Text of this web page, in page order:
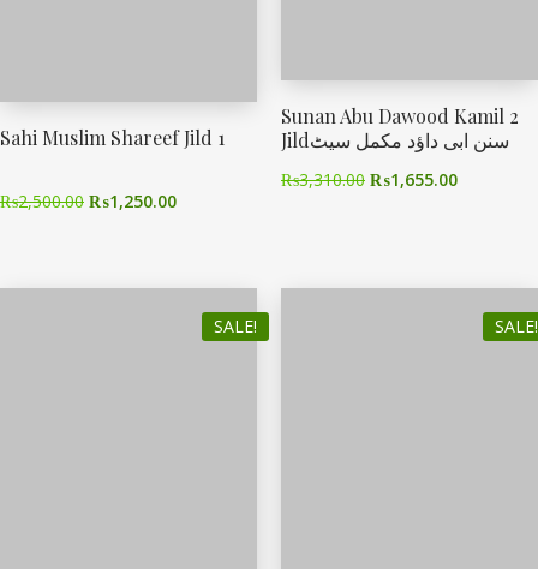
Sahi Muslim Shareef Jild 1
₨2,500.00 ₨1,250.00
Sunan Abu Dawood Kamil 2
Jildسنن ابی داؤد مکمل سیٹ
₨3,310.00 ₨1,655.00
SALE! SALE!